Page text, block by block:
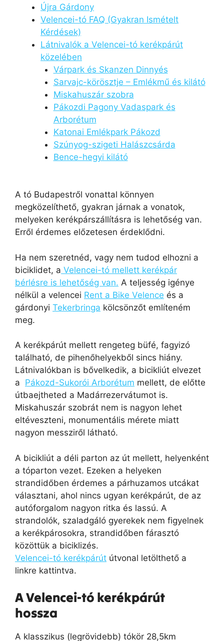
Újra Gárdony
Velencei-tó FAQ (Gyakran Ismételt
Kérdések)
Látnivalók a Velencei-tó kerékpárút
közelében
Várpark és Skanzen Dinnyés
Sarvajc-körösztje – Emlékmű és kilátó
Miskahuszár szobra
Pákozdi Pagony Vadaspark és
Arborétum
Katonai Emlékpark Pákozd
Szúnyog-szigeti Halászcsárda
Bence-hegyi kilátó
A tó Budapestről vonattal könnyen
megközelíthető, gyakran járnak a vonatok,
melyeken kerékpárszállításra is lehetőség van.
Erről érdemes előzetesen érdeklődni.
Ha nem szeretnéd, vagy nem tudod elhozni a
biciklidet, a Velencei-tó mellett kerékpár
bérlésre is lehetőség van. A teljesség igénye
nélkül a velencei Rent a Bike Velence és a
gárdonyi Tekerbringa kölcsönzőt említeném
meg.
A kerékpárút mellett rengeteg büfé, fagyizó
található, de pihenőhelyekből sincs hiány.
Látnivalókban is bővelkedik, a bicikliút elvezet
a Pákozd-Sukorói Arborétum mellett, de előtte
útbaejtheted a Madárrezervátumot is.
Miskahuszár szobrát nem is nagyon lehet
eltéveszteni, monumentális mérete miatt
nagyon messziről látható.
A bicikliút a déli parton az út mellett, helyenként
a tóparton vezet. Ezeken a helyeken
strandidőben érdemes a párhuzamos utcákat
választani, ahol nincs ugyan kerékpárút, de az
autóforgalom nagyon ritka és lassú. A
strandolók, szaladgáló gyerekek nem figyelnek
a kerékpárosokra, strandidőben fárasztó
közöttük a biciklizés.
Velencei-tó kerékpárút útvonal letölthető a
linkre kattintva.
A Velencei-tó kerékpárút
hossza
A klasszikus (legrövidebb) tókör 28,5km